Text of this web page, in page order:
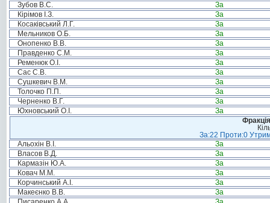
Зубов В.С.
За
Кірімов І.З.
За
Косаківський Л.Г.
За
Мельников О.Б.
За
Онопенко В.В.
За
Правденко С.М.
За
Ременюк О.І.
За
Сас С.В.
За
Сушкевич В.М.
За
Толочко П.П.
За
Черненко В.Г.
За
Юхновський О.І.
За
За:22 Проти:0
Альохін В.І.
За
Власов В.Д.
За
Кармазін Ю.А.
За
Ковач М.М.
За
Корчинський А.І.
За
Макеєнко В.В.
За